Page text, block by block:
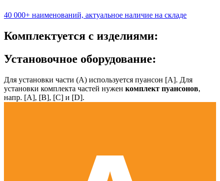
40 000+ наименований, актуальное наличие на складе
Комплектуется с изделиями:
Установочное оборудование:
Для установки части (А) используется пуансон [А]. Для
установки комплекта частей нужен комплект пуансонов,
напр. [А], [B], [С] и [D].